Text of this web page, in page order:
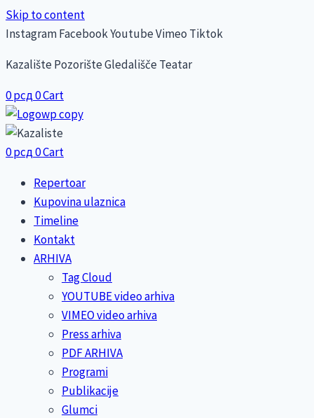
Skip to content
InstagramFacebookYoutubeVimeo Tiktok
Kazalište Pozorište Gledališče Teatar
0рсд0Cart
0рсд0Cart
Repertoar
Kupovina ulaznica
Timeline
Kontakt
ARHIVA
Tag Cloud
YOUTUBE video arhiva
VIMEO video arhiva
Press arhiva
PDF ARHIVA
Programi
Publikacije
Glumci